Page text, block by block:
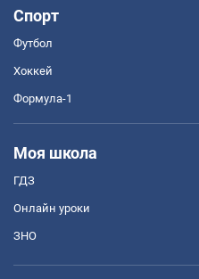
Спорт
Футбол
Хоккей
Формула-1
Моя школа
ГДЗ
Онлайн уроки
ЗНО